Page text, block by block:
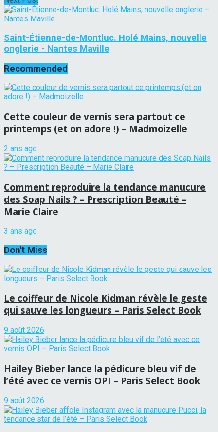
Saint-Étienne-de-Montluc. Holé Mains, nouvelle
onglerie - Nantes Maville
Recommended
Cette couleur de vernis sera partout ce
printemps (et on adore !) – Madmoizelle
2 ans ago
Comment reproduire la tendance manucure
des Soap Nails ? – Prescription Beauté –
Marie Claire
3 ans ago
Don't Miss
Le coiffeur de Nicole Kidman révèle le geste
qui sauve les longueurs – Paris Select Book
9 août 2026
Hailey Bieber lance la pédicure bleu vif de
l’été avec ce vernis OPI – Paris Select Book
9 août 2026